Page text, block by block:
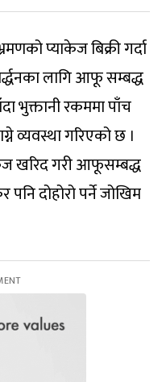
प्याकेज बिक्री गर्दा
लागि आफू सम्बद्ध
भुक्तानी रकममा पाँच
व्यवस्था गरिएको छ ।
खरिद गरी आफूसम्बद्ध
दोहोरो पर्ने जोखिम